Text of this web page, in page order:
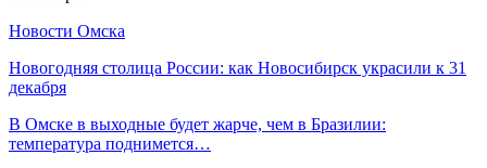
Новости Омска
Новогодняя столица России: как Новосибирск украсили к 31
декабря
В Омске в выходные будет жарче, чем в Бразилии:
температура поднимется…